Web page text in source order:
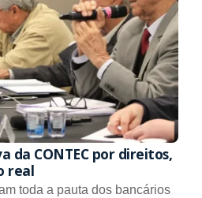
da CONTEC por direitos,
real
toda a pauta dos bancários